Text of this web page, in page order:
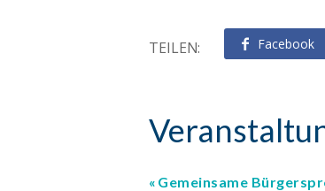
TEILEN: Facebook
Gemeinsame